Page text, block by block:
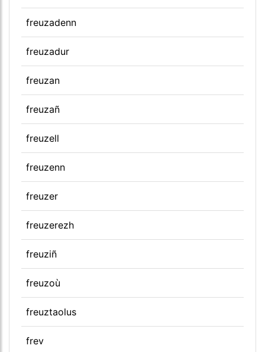
freuzadenn
freuzadur
freuzan
freuzañ
freuzell
freuzenn
freuzer
freuzerezh
freuziñ
freuzoù
freuztaolus
frev